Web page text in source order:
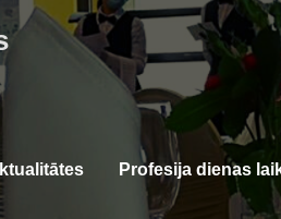
Profesija dienas